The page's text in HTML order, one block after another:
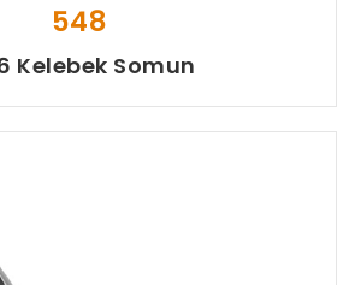
548
Kelebek Somun